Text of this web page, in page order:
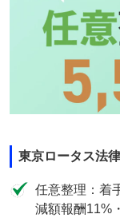
東京ロータス法
任意整理：着
減額報酬11%